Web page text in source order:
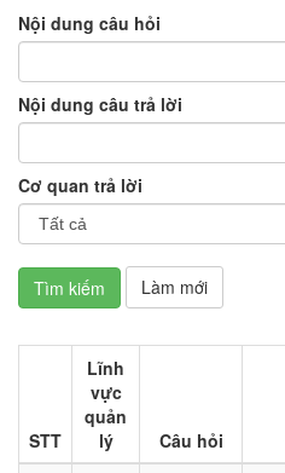
Nội dung câu hỏi
Nội dung câu trả lời
Cơ quan trả lời
Tìm kiếm Làm mới
STT
Lĩnh
vực
quản
lý
Câu hỏi